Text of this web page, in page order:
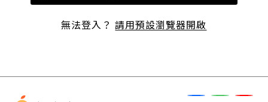
無法登入？請用預設瀏覽器開啟